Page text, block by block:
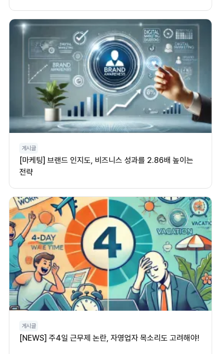
게시글
[마케팅] 브랜드 인지도, 비즈니스 성과를 2.86배 높이는
전략
게시글
[NEWS] 주4일 근무제 논란, 자영업자 목소리도 고려해야!